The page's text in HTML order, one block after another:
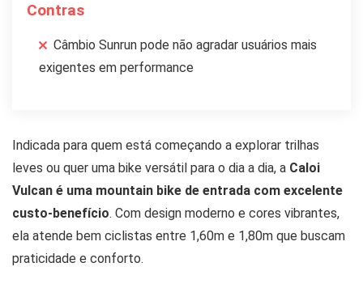
Contras
Câmbio Sunrun pode não agradar usuários mais
exigentes em performance
Indicada para quem está começando a explorar trilhas
leves ou quer uma bike versátil para o dia a dia, a Caloi
Vulcan é uma mountain bike de entrada com excelente
custo-benefício. Com design moderno e cores vibrantes,
ela atende bem ciclistas entre 1,60m e 1,80m que buscam
praticidade e conforto.